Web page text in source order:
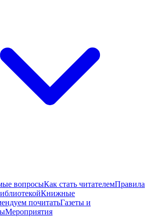
вопросыКак стать читателемПравила
Книжные
почитатьГазеты и
Мероприятия